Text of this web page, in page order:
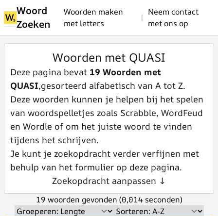
Woord
Zoeken
Woorden maken
met letters
|
Neem contact
met ons op
Woorden met QUASI
Deze pagina bevat 19 Woorden met
QUASI,gesorteerd alfabetisch van A tot Z.
Deze woorden kunnen je helpen bij het spelen
van woordspelletjes zoals Scrabble, WordFeud
en Wordle of om het juiste woord te vinden
tijdens het schrijven.
Je kunt je zoekopdracht verder verfijnen met
behulp van het formulier op deze pagina.
Zoekopdracht aanpassen ↓
19 woorden gevonden (0,014 seconden)